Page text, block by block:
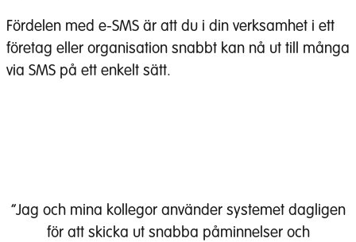
Fördelen med e-SMS är att du i din verksamhet i ett
företag eller organisation snabbt kan nå ut till många
via SMS på ett enkelt sätt.
”Jag och mina kollegor använder systemet dagligen
för att skicka ut snabba påminnelser och